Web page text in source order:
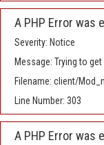
A PHP Error was
Severity: Notice
Message: Trying to
Filename: client/
Line Number: 303
A PHP Error was